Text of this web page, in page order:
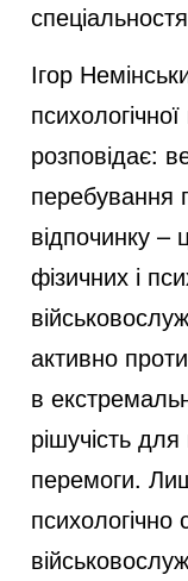
Ігор
розповідає:
перебування
відпочинку –
фізичних і
активно
в
рішучість
перемоги.
психологічно